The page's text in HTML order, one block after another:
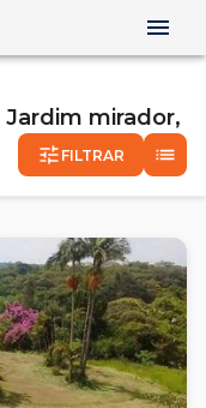
Jardim mirador,
FILTRAR